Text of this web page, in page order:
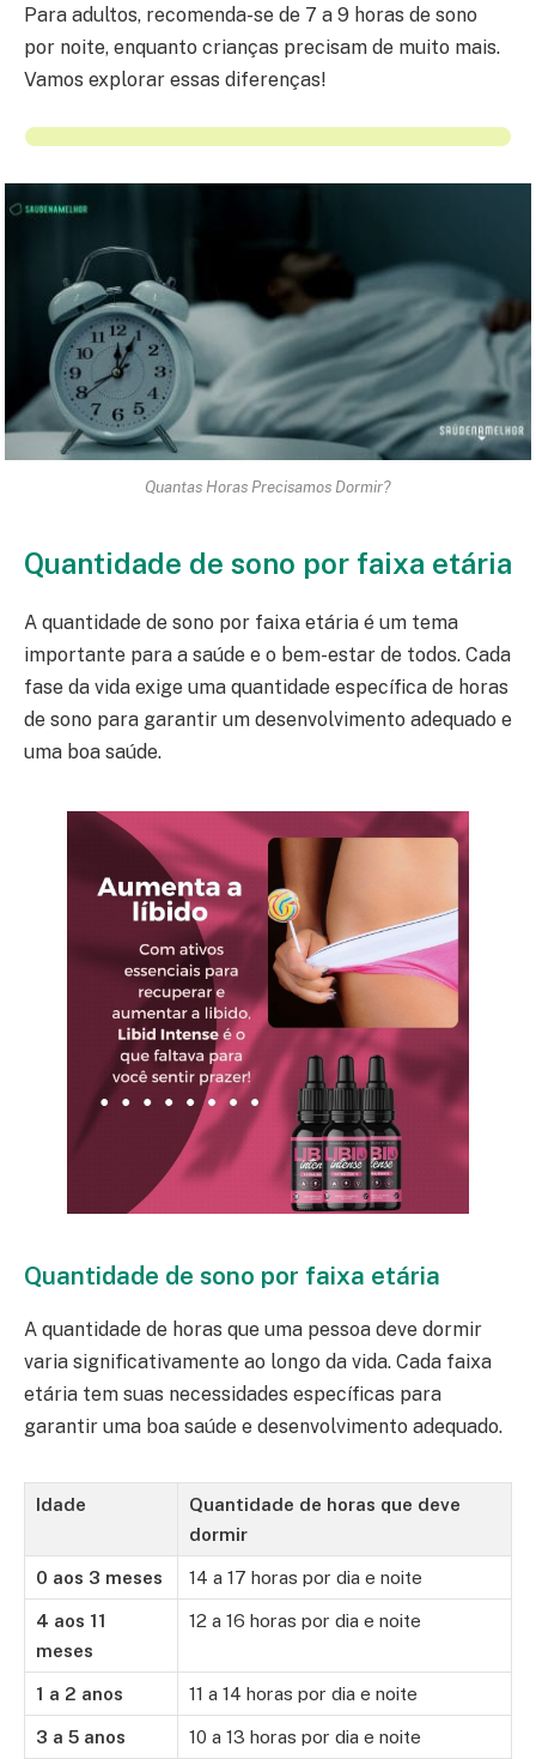
Para adultos, recomenda-se de 7 a 9 horas de sono
por noite, enquanto crianças precisam de muito mais.
Vamos explorar essas diferenças!
Quantas Horas Precisamos Dormir?
Quantidade de sono por faixa etária
A quantidade de sono por faixa etária é um tema
importante para a saúde e o bem-estar de todos. Cada
fase da vida exige uma quantidade específica de horas
de sono para garantir um desenvolvimento adequado e
uma boa saúde.
Quantidade de sono por faixa etária
A quantidade de horas que uma pessoa deve dormir
varia significativamente ao longo da vida. Cada faixa
etária tem suas necessidades específicas para
garantir uma boa saúde e desenvolvimento adequado.
Idade
Quantidade de horas que deve
dormir
0 aos 3 meses 14 a 17 horas por dia e noite
4 aos 11
meses
12 a 16 horas por dia e noite
1 a 2 anos 11 a 14 horas por dia e noite
3 a 5 anos 10 a 13 horas por dia e noite